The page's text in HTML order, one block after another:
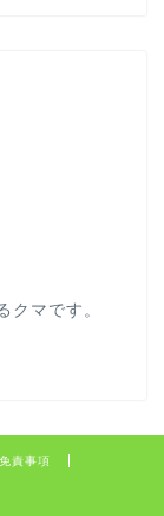
クマです。
免責事項